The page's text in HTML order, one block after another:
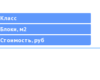
Класс
Блоки, м2
Стоимость, руб